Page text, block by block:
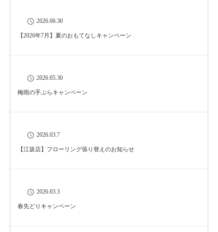
2026.06.30
【2026年7月】夏のおもてなしキャンペーン
2026.05.30
梅雨の手ぶらキャンペーン
2026.03.7
【江坂店】フローリング張り替えのお知らせ
2026.03.3
春先どりキャンペーン